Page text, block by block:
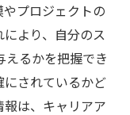
プロジェクトの
より、自分のス
るかを把握でき
にされているかど
は、キャリアア